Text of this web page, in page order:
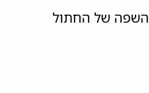
השפה של החתול